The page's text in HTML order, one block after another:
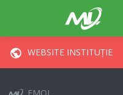
WEBSITE INSTITUȚIE